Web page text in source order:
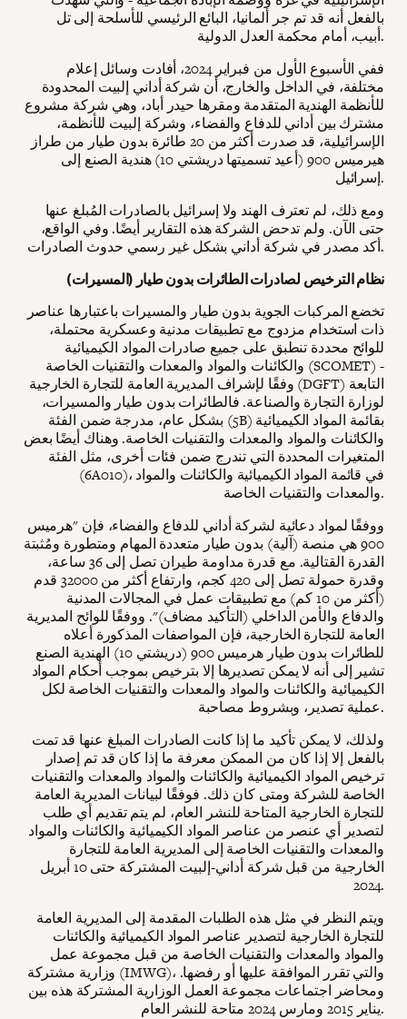
بالفعل أنه قد تم جر ألمانيا، البائع الرئيسي للأسلحة إلى تل
أبيب، أمام محكمة العدل الدولية.
ففي الأسبوع الأول من فبراير 2024، أفادت وسائل إعلام
مختلفة، في الداخل والخارج، أن شركة أداني إلبيت المحدودة
للأنظمة الهندية المتقدمة ومقرها حيدر أباد، وهي شركة مشروع
مشترك بين أداني للدفاع والفضاء، وشركة إلبيت للأنظمة،
الإسرائيلية، قد صدرت أكثر من 20 طائرة بدون طيار من طراز
هيرميس 900 (أعيد تسميتها دريشتي 10) هندية الصنع إلى
إسرائيل.
ومع ذلك، لم تعترف الهند ولا إسرائيل بالصادرات المُبلغ عنها
حتى الآن. ولم تدحض الشركة هذه التقارير أيضًا. وفي الواقع،
أكد مصدر في شركة أداني بشكل غير رسمي حدوث الصادرات.
نظام الترخيص لصادرات الطائرات بدون طيار (المسيرات)
تخضع المركبات الجوية بدون طيار والمسيرات باعتبارها عناصر
ذات استخدام مزدوج مع تطبيقات مدنية وعسكرية محتملة،
للوائح محددة تنطبق على جميع صادرات المواد الكيميائية
والكائنات والمواد والمعدات والتقنيات الخاصة (SCOMET) -
وفقًا لإشراف المديرية العامة للتجارة الخارجية (DGFT) التابعة
لوزارة التجارة والصناعة. فالطائرات بدون طيار والمسيرات،
بشكل عام، مدرجة ضمن الفئة (5B) بقائمة المواد الكيميائية
والكائنات والمواد والمعدات والتقنيات الخاصة. وهناك أيضًا بعض
المتغيرات المحددة التي تندرج ضمن فئات أخرى، مثل الفئة
(6A010)، في قائمة المواد الكيميائية والكائنات والمواد
والمعدات والتقنيات الخاصة.
ووفقًا لمواد دعائية لشركة أداني للدفاع والفضاء، فإن "هرميس
900 هي منصة (آلية) بدون طيار متعددة المهام ومتطورة ومُثبتة
القدرة القتالية. مع قدرة مداومة طيران تصل إلى 36 ساعة،
وقدرة حمولة تصل إلى 420 كجم، وارتفاع أكثر من 32000 قدم
(أكثر من 10 كم) مع تطبيقات عمل في المجالات المدنية
والدفاع والأمن الداخلي (التأكيد مضاف)". ووفقًا للوائح المديرية
العامة للتجارة الخارجية، فإن المواصفات المذكورة أعلاه
للطائرات بدون طيار هرميس 900 (دريشتي 10) الهندية الصنع
تشير إلى أنه لا يمكن تصديرها إلا بترخيص بموجب أحكام المواد
الكيميائية والكائنات والمواد والمعدات والتقنيات الخاصة لكل
عملية تصدير، وبشروط مصاحبة.
ولذلك، لا يمكن تأكيد ما إذا كانت الصادرات المبلغ عنها قد تمت
بالفعل إلا إذا كان من الممكن معرفة ما إذا كان قد تم إصدار
ترخيص المواد الكيميائية والكائنات والمواد والمعدات والتقنيات
الخاصة للشركة ومتى كان ذلك. فوفقًا لبيانات المديرية العامة
للتجارة الخارجية المتاحة للنشر العام، لم يتم تقديم أي طلب
لتصدير أي عنصر من عناصر المواد الكيميائية والكائنات والمواد
والمعدات والتقنيات الخاصة إلى المديرية العامة للتجارة
الخارجية من قبل شركة أداني-إلبيت المشتركة حتى 10 أبريل
2024.
ويتم النظر في مثل هذه الطلبات المقدمة إلى المديرية العامة
للتجارة الخارجية لتصدير عناصر المواد الكيميائية والكائنات
والمواد والمعدات والتقنيات الخاصة من قبل مجموعة عمل
وزارية مشتركة (IMWG)، والتي تقرر الموافقة عليها أو رفضها.
ومحاضر اجتماعات مجموعة العمل الوزارية المشتركة هذه بين
يناير 2015 ومارس 2024 متاحة للنشر العام.